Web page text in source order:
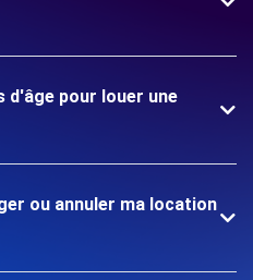
d'âge pour louer une
ou annuler ma location